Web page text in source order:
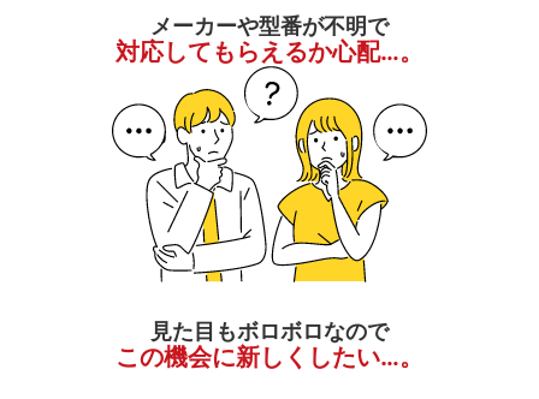
メーカーや型番が不明で
対応してもらえるか心配…。
見た目もボロボロなので
この機会に新しくしたい…。